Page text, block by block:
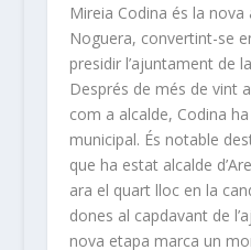
Mireia Codina és la nova
Noguera, convertint-se
presidir l’ajuntament de
Després de més de vint
com a alcalde, Codina
municipal. És notable
que ha estat alcalde
ara el quart lloc en la
dones al capdavant de
nova etapa marca un